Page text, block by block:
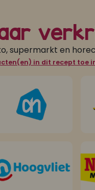
supermarkt en
in dit recept toe